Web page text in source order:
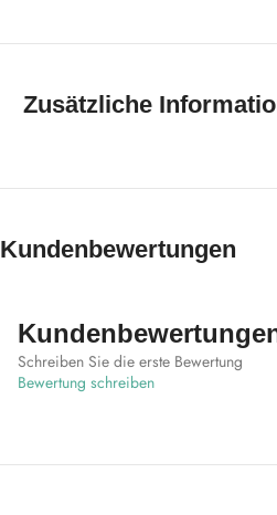
Zusätzliche
Kundenbewertungen
Schreiben Sie die erste Bewertung
Bewertung schreiben